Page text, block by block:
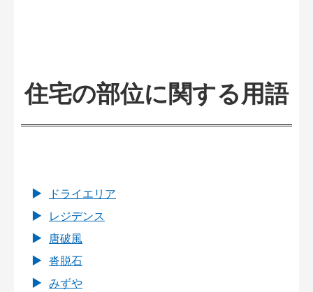
住宅の部位に関する用語
ドライエリア
レジデンス
唐破風
沓脱石
みずや